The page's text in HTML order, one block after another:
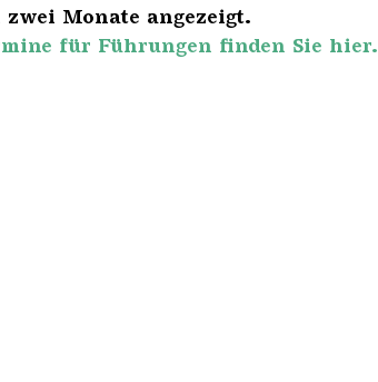
Monate angezeigt.
für Führungen finden Sie hier.